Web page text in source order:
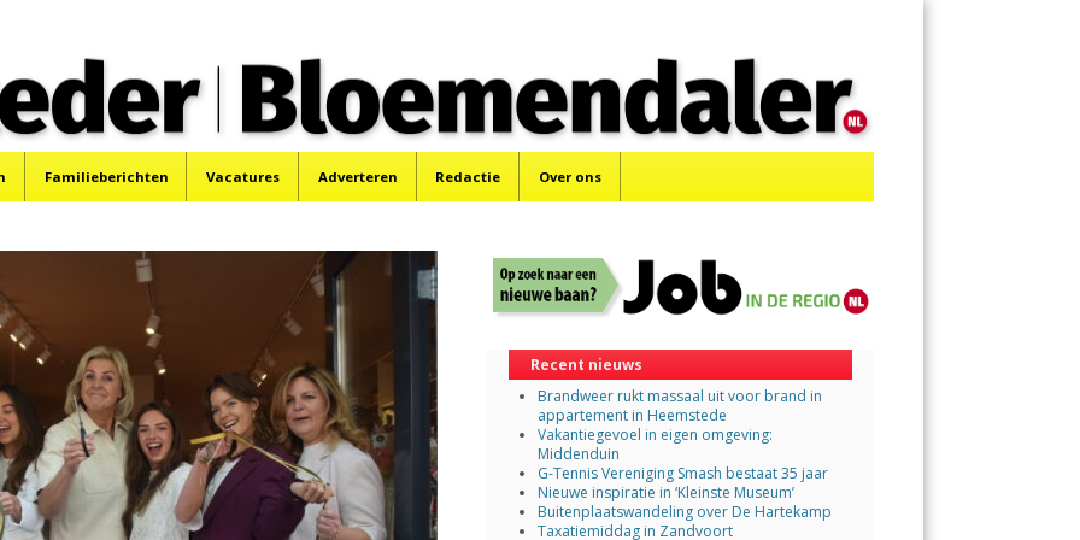
Familieberichten Vacatures Adverteren Redactie Over ons
Recent nieuws
Brandweer rukt massaal uit voor brand in
appartement in Heemstede
Vakantiegevoel in eigen omgeving:
Middenduin
G-Tennis Vereniging Smash bestaat 35 jaar
Nieuwe inspiratie in ‘Kleinste Museum’
Buitenplaatswandeling over De Hartekamp
Taxatiemiddag in Zandvoort